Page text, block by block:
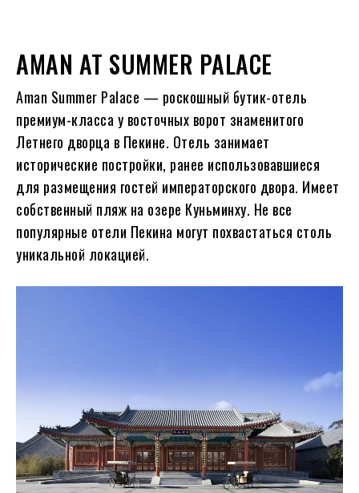
AMAN AT SUMMER PALACE
Aman Summer Palace — роскошный бутик-отель
премиум-класса у восточных ворот знаменитого
Летнего дворца в Пекине. Отель занимает
исторические постройки, ранее использовавшиеся
для размещения гостей императорского двора. Имеет
собственный пляж на озере Куньминху. Не все
популярные отели Пекина могут похвастаться столь
уникальной локацией.